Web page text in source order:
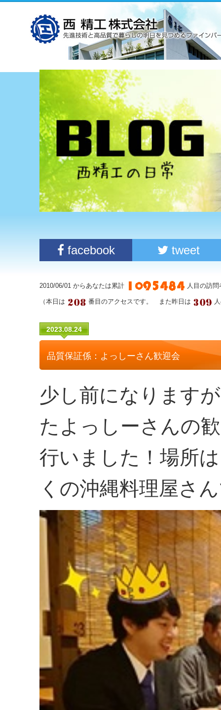
facebook tweet
2010/06/01 からあなたは累計 人目の訪
（本日は 番目のアクセスです。 また昨日は
2023.08.24
品質保証係：よっしーさん歓迎会
少し前になります
たよっしーさんの
行いました！場所
くの沖縄料理屋さ